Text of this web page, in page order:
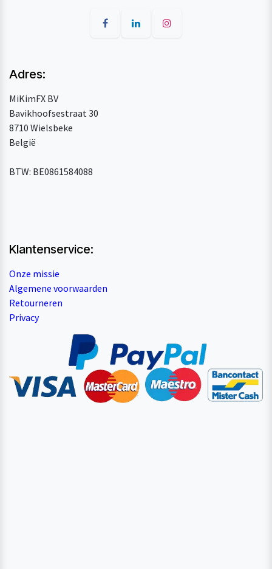
Adres:
MiKimFX BV
Bavikhoofsestraat 30
8710 Wielsbeke
België
BTW: BE0861584088
Klantenservice:
Onze missie
Algemene voorwaarden
Retourneren
Privacy